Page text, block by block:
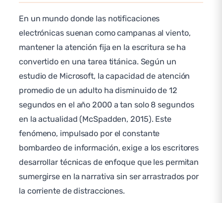
En un mundo donde las notificaciones
electrónicas suenan como campanas al viento,
mantener la atención fija en la escritura se ha
convertido en una tarea titánica. Según un
estudio de Microsoft, la capacidad de atención
promedio de un adulto ha disminuido de 12
segundos en el año 2000 a tan solo 8 segundos
en la actualidad (McSpadden, 2015). Este
fenómeno, impulsado por el constante
bombardeo de información, exige a los escritores
desarrollar técnicas de enfoque que les permitan
sumergirse en la narrativa sin ser arrastrados por
la corriente de distracciones.